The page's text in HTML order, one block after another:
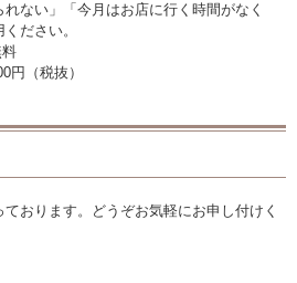
れない」「今月はお店に行く時間がなく
ださい。
円（税抜）
おります。どうぞお気軽にお申し付けく